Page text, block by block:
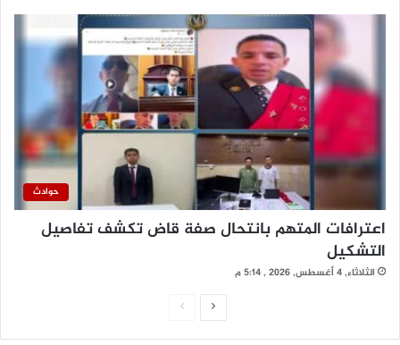
حوادث
اعترافات المتهم بانتحال صفة قاض تكشف تفاصيل
التشكيل
الثلاثاء, 4 أغسطس, 2026 , 5:14 م